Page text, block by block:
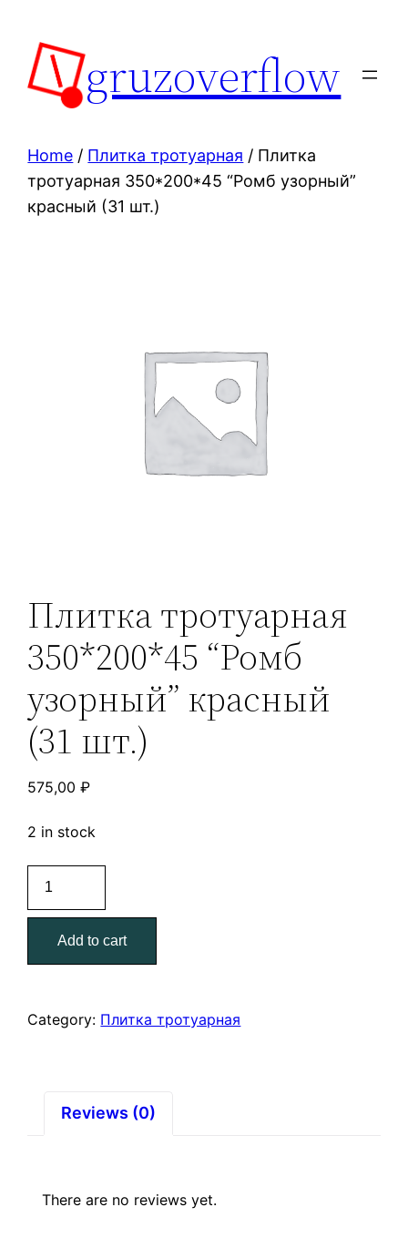
content
gruzoverflow
Home / Плитка тротуарная / Плитка
тротуарная 350*200*45 “Ромб узорный”
красный (31 шт.)
Плитка тротуарная
350*200*45 “Ромб
узорный” красный
(31 шт.)
575,00₽
2 in stock
тротуарная
350*200*45
"Ромб
узорный"
(31
Add to cart
Category: Плитка тротуарная
Reviews (0)
There are no reviews yet.